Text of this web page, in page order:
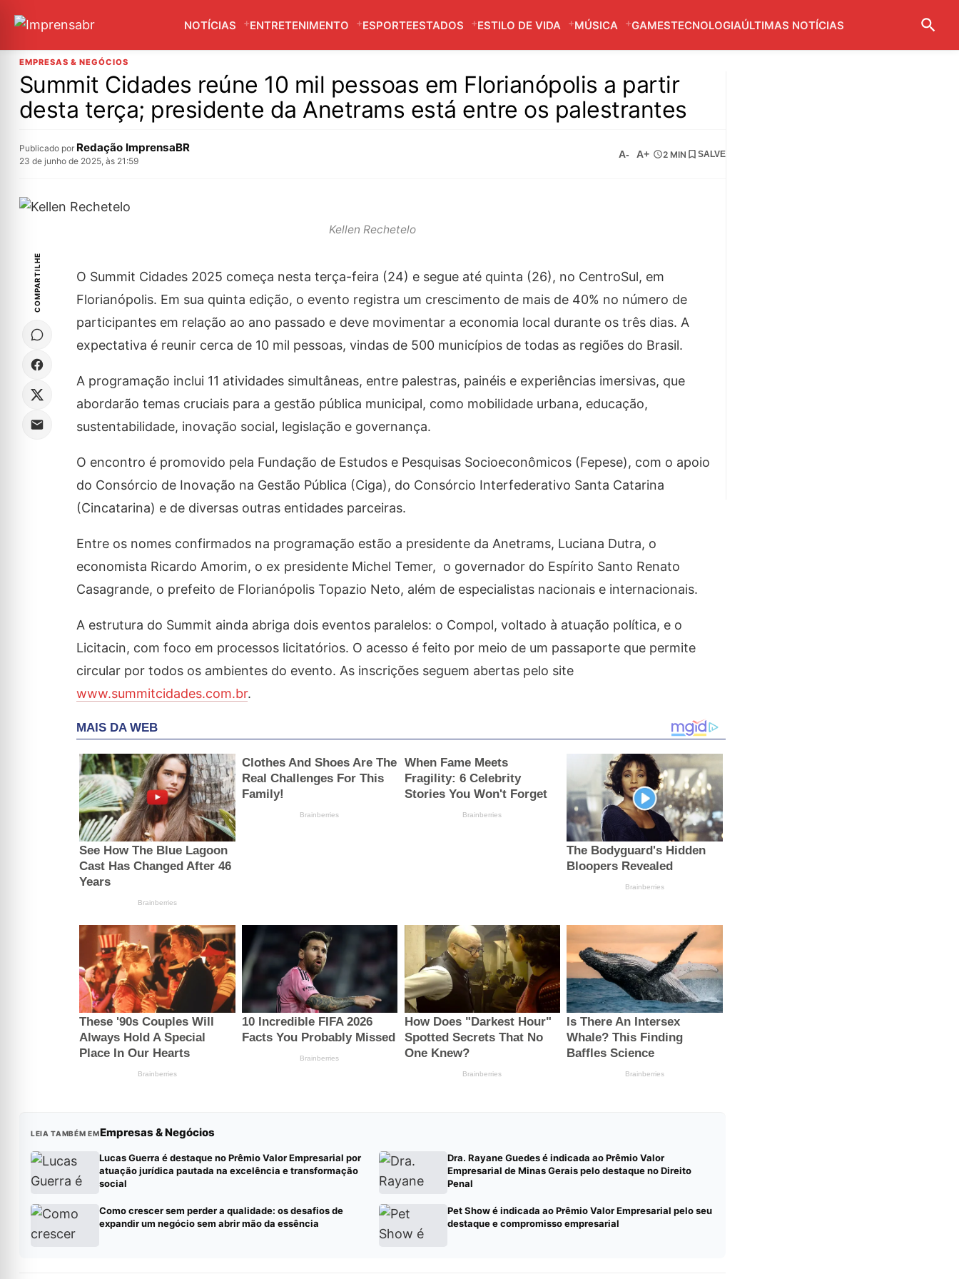
NOTÍCIAS ENTRETENIMENTO ESPORTEESTADOS ESTILO DE VIDA MÚSICA GAMESTECNOLOGIAÚLTIMAS NOTÍCIAS
EMPRESAS & NEGÓCIOS
Summit Cidades reúne 10 mil pessoas em Florianópolis a partir
desta terça; presidente da Anetrams está entre os palestrantes
Publicado por Redação ImprensaBR
23 de junho de 2025, às 21:59
A- A+ 2 MIN SALVE
Kellen Rechetelo
COMPARTILHE O Summit Cidades 2025 começa nesta terça-feira (24) e segue até quinta (26), no CentroSul, em
Florianópolis. Em sua quinta edição, o evento registra um crescimento de mais de 40% no número de
participantes em relação ao ano passado e deve movimentar a economia local durante os três dias. A
expectativa é reunir cerca de 10 mil pessoas, vindas de 500 municípiosde todas as regiões do Brasil.
A programação inclui 11 atividades simultâneas, entre palestras, painéis e experiências imersivas, que
abordarão temas cruciais para a gestão pública municipal, como mobilidade urbana, educação,
sustentabilidade, inovação social, legislação e governança.
O encontro é promovido pela Fundação de Estudos e Pesquisas Socioeconômicos (Fepese), com o apoio
do Consórcio de Inovação na Gestão Pública (Ciga), do Consórcio Interfederativo Santa Catarina
(Cincatarina) e de diversas outras entidades parceiras.
Entre os nomes confirmados na programação estão a presidente da Anetrams, Luciana Dutra, o
economista Ricardo Amorim, o ex presidente Michel Temer, o governador do Espírito Santo Renato
Casagrande, o prefeito de Florianópolis Topazio Neto, além de especialistas nacionais e internacionais.
A estrutura do Summit ainda abriga dois eventos paralelos: o Compol, voltado à atuação política, e o
Licitacin, com foco em processos licitatórios. O acesso é feito por meio de um passaporte que permite
circular por todos os ambientes do evento. As inscrições seguem abertas pelo site
www.summitcidades.com.br.
LEIA TAMBÉM EMEmpresas & Negócios
Lucas Guerra é destaque no Prêmio Valor Empresarial por
atuação jurídica pautada na excelência e transformação
social
Dra. Rayane Guedes é indicada ao Prêmio Valor
Empresarial de Minas Gerais pelo destaque no Direito
Penal
Como crescer sem perder a qualidade: os desafios de
expandir um negócio sem abrir mão da essência
Pet Show é indicada ao Prêmio Valor Empresarial pelo seu
destaque e compromisso empresarial